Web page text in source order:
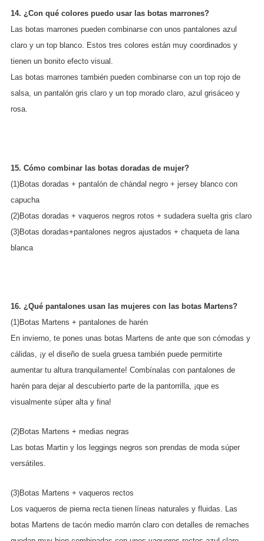
14. ¿Con qué colores puedo usar las botas marrones?
Las botas marrones pueden combinarse con unos pantalones azul
claro y un top blanco. Estos tres colores están muy coordinados y
tienen un bonito efecto visual.
Las botas marrones también pueden combinarse con un top rojo de
salsa, un pantalón gris claro y un top morado claro, azul grisáceo y
rosa.
15. Cómo combinar las botas doradas de mujer?
(1)Botas doradas + pantalón de chándal negro + jersey blanco con
capucha
(2)Botas doradas + vaqueros negros rotos + sudadera suelta gris claro
(3)Botas doradas+pantalones negros ajustados + chaqueta de lana
blanca
16. ¿Qué pantalones usan las mujeres con las botas Martens?
(1)Botas Martens + pantalones de harén
En invierno, te pones unas botas Martens de ante que son cómodas y
cálidas, ¡y el diseño de suela gruesa también puede permitirte
aumentar tu altura tranquilamente! Combínalas con pantalones de
harén para dejar al descubierto parte de la pantorrilla, ¡que es
visualmente súper alta y fina!
(2)Botas Martens + medias negras
Las botas Martin y los leggings negros son prendas de moda súper
versátiles.
(3)Botas Martens + vaqueros rectos
Los vaqueros de pierna recta tienen líneas naturales y fluidas. Las
botas Martens de tacón medio marrón claro con detalles de remaches